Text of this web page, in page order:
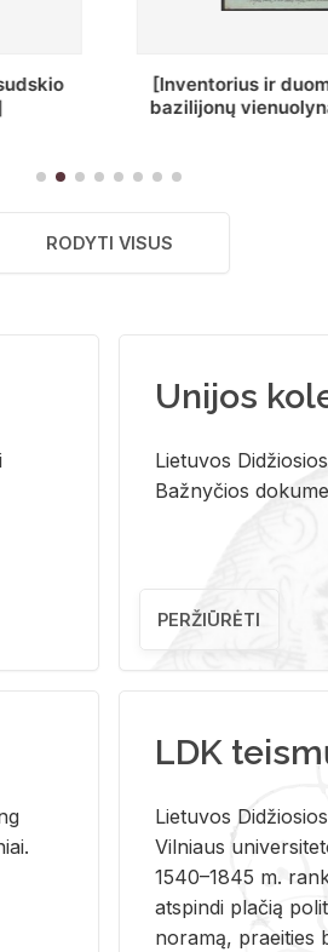
Selcų
pav.]
„Wiadomośc
RODYTI VISUS
Unijos
Lietuvos
Bažnyčios
PERŽIŪRĖTI
LDK
Lie­tu­vos
Vil­niaus
1540–1845 m.
at­spin­di pla­čią
no­ra­mą, pra­ei­ties